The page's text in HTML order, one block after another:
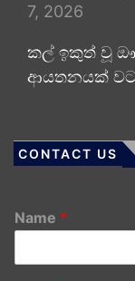
7, 2026
කල් ඉකුත් වූ
ආයතනයක්
CONTACT US
Name *